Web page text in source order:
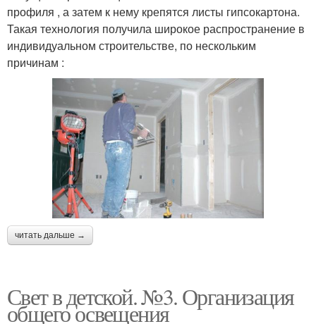
профиля , а затем к нему крепятся листы гипсокартона.
Такая технология получила широкое распространение в
индивидуальном строительстве, по нескольким
причинам :
читать дальше →
Свет в детской. №3. Организация
общего освещения